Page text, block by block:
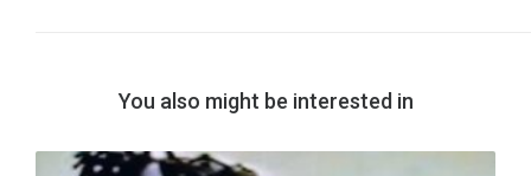
You also might be interested in